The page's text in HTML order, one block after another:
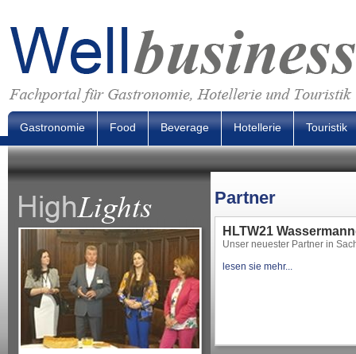
Gastronomie Food Beverage Hotellerie Touristik
Partner
HLTW21
Unser neuester Partner in
lesen sie mehr...